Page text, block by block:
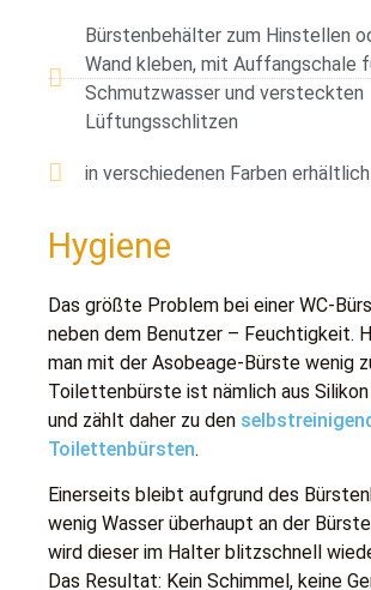
Bürstenbehälter zum Hinstellen
Wand kleben, mit Auffangschale
Schmutzwasser und versteckten
Lüftungsschlitzen
in verschiedenen Farben erhältlich
Hygiene
Das größte Problem bei einer WC-
neben dem Benutzer – Feuchtigkeit.
man mit der Asobeage-Bürste wenig
Toilettenbürste ist nämlich aus
und zählt daher zu den
Toilettenbürsten.
Einerseits bleibt aufgrund des
wenig Wasser überhaupt an der
wird dieser im Halter blitzschnell
Das Resultat: Kein Schimmel, keine